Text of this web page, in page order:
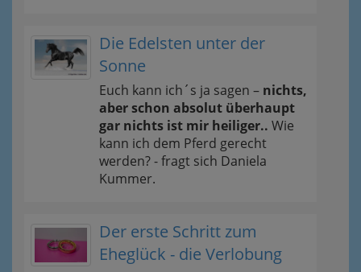
Die Edelsten unter der
Sonne
Euch kann ich´s ja sagen – nichts,
aber schon absolut überhaupt
gar nichts ist mir heiliger.. Wie
kann ich dem Pferd gerecht
werden? - fragt sich Daniela
Kummer.
Der erste Schritt zum
Eheglück - die Verlobung